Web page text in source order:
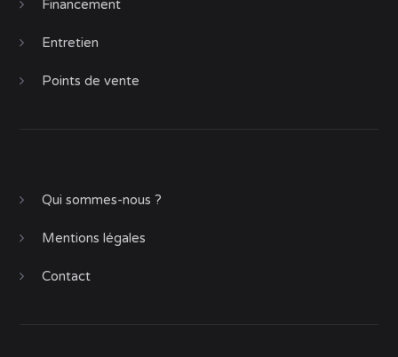
Financement
Entretien
Points de vente
Qui sommes-nous ?
Mentions légales
Contact